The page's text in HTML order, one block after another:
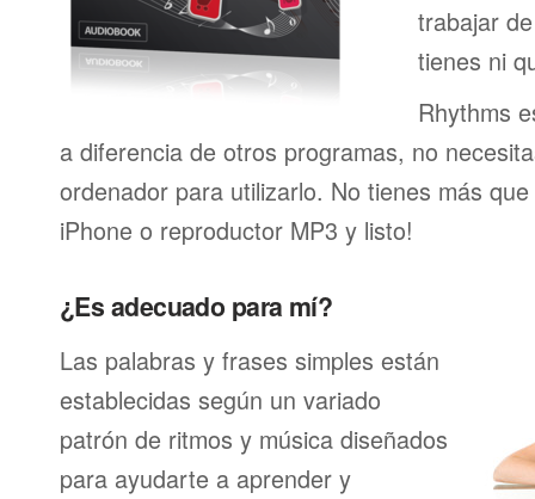
trabajar
tienes ni
Rhythms
a diferencia de otros programas, no
ordenador para utilizarlo. No tienes más
iPhone o reproductor MP3 y listo!
¿Es adecuado para mí?
Las palabras y frases simples están
establecidas según un variado
patrón de ritmos y música diseñados
para ayudarte a aprender y